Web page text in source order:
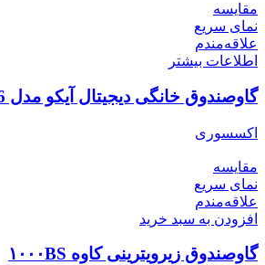
مقایسه
نمای سریع
علاقه‌مندم
اطلاعات بیشتر
گاوصندوق خانگی دیجیتال آیکو مدل CS56
اکسسوری
مقایسه
نمای سریع
علاقه‌مندم
افزودن به سبد خرید
گاوصندوق زیرویترینی کاوه ۱۰۰۰BS